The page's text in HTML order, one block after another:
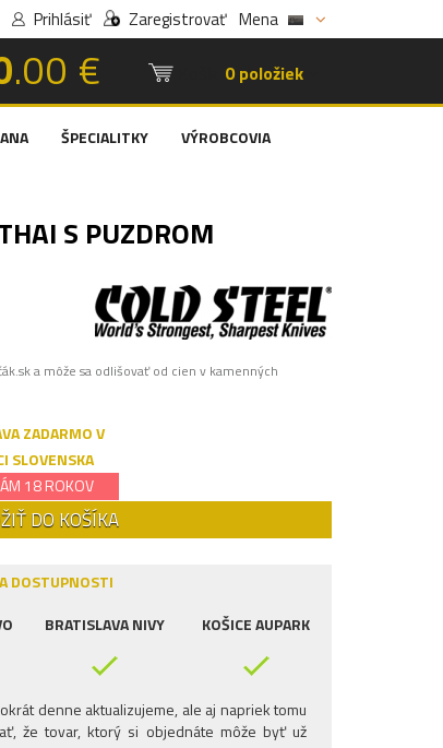
Prihlásiť Zaregistrovať Mena
.00 € 0 položiek
ŠPECIALITKY VÝROBCOVIA
S PUZDROM
a môže sa odlišovať od cien v kamenných
ZADARMO V
SLOVENSKA
18 ROKOV
DO KOŠÍKA
DOSTUPNOSTI
BRATISLAVA NIVY KOŠICE AUPARK
denne aktualizujeme, ale aj napriek tomu
že tovar, ktorý si objednáte môže byť už